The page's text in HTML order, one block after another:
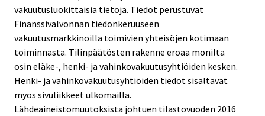
vakuutusluokittaisia tietoja. Tiedot perustuvat
Finanssivalvonnan tiedonkeruuseen
vakuutusmarkkinoilla toimivien yhteisöjen kotimaan
toiminnasta. Tilinpäätösten rakenne eroaa monilta
osin eläke-, henki- ja vahinkovakuutusyhtiöiden kesken.
Henki- ja vahinkovakuutusyhtiöiden tiedot sisältävät
myös sivuliikkeet ulkomailla.
Lähdeaineistomuutoksista johtuen tilastovuoden 2016